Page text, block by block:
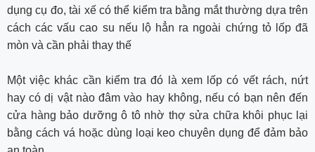
dụng cụ đo, tài xế có thể kiểm tra bằng mắt thường dựa trên
cách các vấu cao su nếu lộ hẳn ra ngoài chứng tỏ lốp đã
mòn và cần phải thay thế
Một việc khác cần kiểm tra đó là xem lốp có vết rách, nứt
hay có dị vật nào đâm vào hay không, nếu có bạn nên đến
cửa hàng bảo dưỡng ô tô nhờ thợ sửa chữa khôi phục lại
bằng cách vá hoặc dùng loại keo chuyên dụng để đảm bảo